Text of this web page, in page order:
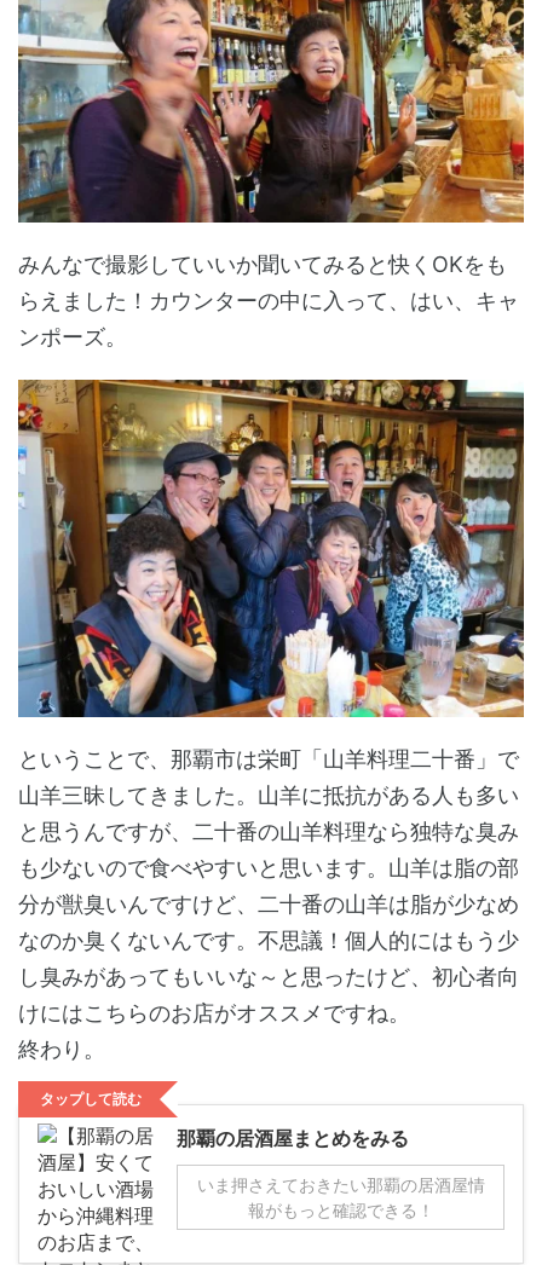
みんなで撮影していいか聞いてみると快くOKをも
らえました！カウンターの中に入って、はい、キャ
ンポーズ。
ということで、那覇市は栄町「山羊料理二十番」で
山羊三昧してきました。山羊に抵抗がある人も多い
と思うんですが、二十番の山羊料理なら独特な臭み
も少ないので食べやすいと思います。山羊は脂の部
分が獣臭いんですけど、二十番の山羊は脂が少なめ
なのか臭くないんです。不思議！個人的にはもう少
し臭みがあってもいいな～と思ったけど、初心者向
けにはこちらのお店がオススメですね。
終わり。
タップして読む
那覇の居酒屋まとめをみる
いま押さえておきたい那覇の居酒屋情
報がもっと確認できる！